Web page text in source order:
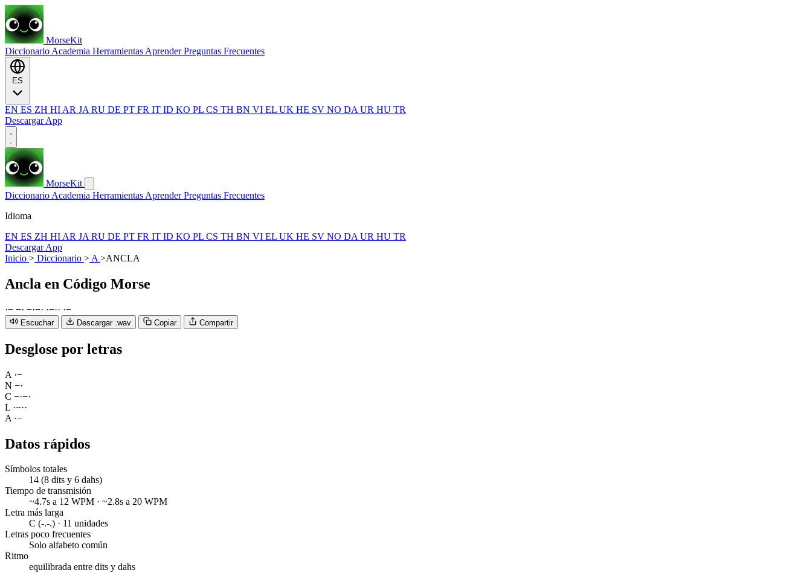
MorseKit
Diccionario Academia Herramientas AprenderPreguntas Frecuentes
EN ES ZH HI AR JA RU DE PT FR IT ID KO PL CS TH BN VI EL UK HE SV NO DA UR HU TR
Descargar App
MorseKit
Diccionario Academia Herramientas AprenderPreguntas Frecuentes
Idioma
EN ES ZH HI AR JA RU DE PT FR IT ID KO PL CS TH BN VI EL UK HE SV NO DA UR HU TR
Descargar App
Inicio > Diccionario > A >ANCLA
Ancla en Código Morse
·− −· −·−· ·−·· ·−
Escuchar Descargar .wav Copiar Compartir
Desglose por letras
A ·−
N −·
C −·−·
L ·−··
A ·−
Datos rápidos
Símbolos totales
14 (8 dits y 6 dahs)
Tiempo de transmisión
~4.7s a 12 WPM · ~2.8s a 20 WPM
Letra más larga
C (-.-.) · 11 unidades
Letras poco frecuentes
Solo alfabeto común
Ritmo
equilibrada entre dits y dahs